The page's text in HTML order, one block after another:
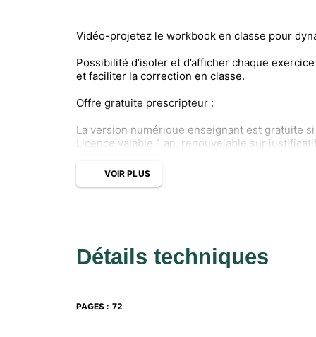
Vidéo-projetez le workbook en classe pour
Possibilité d’isoler et d’afficher chaque
et faciliter la correction en classe.
Offre gratuite prescripteur :
La version numérique enseignant est gratuite
Licence valable 1 an, renouvelable sur
VOIR PLUS
Détails techniques
PAGES : 72